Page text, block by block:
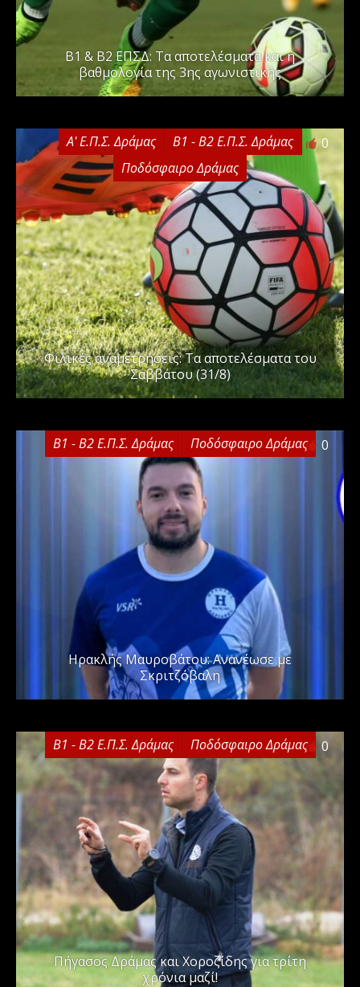
Β1 & Β2 ΕΠΣΔ: Τα αποτελέσματα και η
βαθμολογία της 3ης αγωνιστικής
Α' Ε.Π.Σ. Δράμας
Β1 - Β2 Ε.Π.Σ. Δράμας
Ποδόσφαιρο Δράμας
0
Φιλικές αναμετρήσεις: Τα αποτελέσματα του
Σαββάτου (31/8)
Β1 - Β2 Ε.Π.Σ. Δράμας Ποδόσφαιρο Δράμας 0
Ηρακλής Μαυροβάτου: Ανανέωσε με
Σκριτζόβαλη
Β1 - Β2 Ε.Π.Σ. Δράμας Ποδόσφαιρο Δράμας 0
Πήγασος Δράμας και Χοροζίδης για τρίτη
χρόνια μαζί!